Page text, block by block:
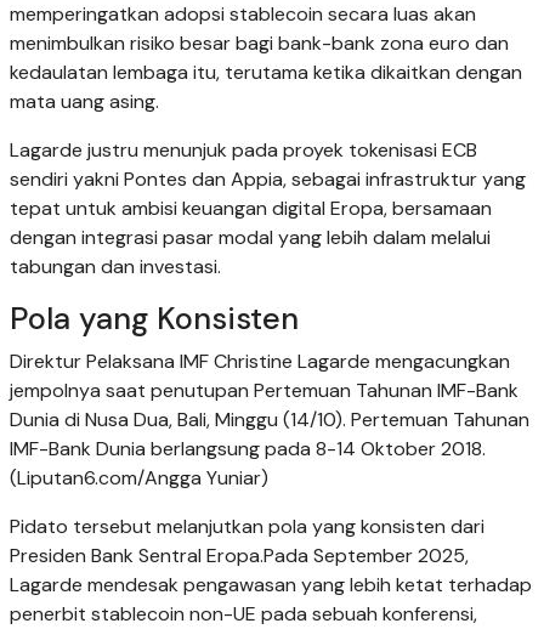
memperingatkan adopsi stablecoin secara luas akan
menimbulkan risiko besar bagi bank-bank zona euro dan
kedaulatan lembaga itu, terutama ketika dikaitkan dengan
mata uang asing.
Lagarde justru menunjuk pada proyek tokenisasi ECB
sendiri yakni Pontes dan Appia, sebagai infrastruktur yang
tepat untuk ambisi keuangan digital Eropa, bersamaan
dengan integrasi pasar modal yang lebih dalam melalui
tabungan dan investasi.
Pola yang Konsisten
Direktur Pelaksana IMF Christine Lagarde mengacungkan
jempolnya saat penutupan Pertemuan Tahunan IMF-Bank
Dunia di Nusa Dua, Bali, Minggu (14/10). Pertemuan Tahunan
IMF-Bank Dunia berlangsung pada 8-14 Oktober 2018.
(Liputan6.com/Angga Yuniar)
Pidato tersebut melanjutkan pola yang konsisten dari
Presiden Bank Sentral Eropa.Pada September 2025,
Lagarde mendesak pengawasan yang lebih ketat terhadap
penerbit stablecoin non-UE pada sebuah konferensi,